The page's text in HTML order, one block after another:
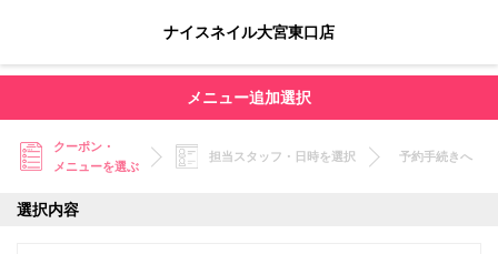
ナイスネイル大宮東口店
メニュー追加選択
クーポン・
メニューを選ぶ
担当スタッフ・日時を選択 予約手続きへ
選択内容